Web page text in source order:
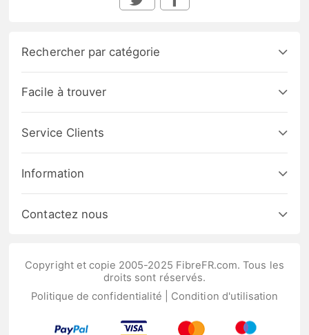
Rechercher par catégorie
Facile à trouver
Service Clients
Information
Contactez nous
Copyright et copie 2005-2025 FibreFR.com. Tous les
droits sont réservés.
Politique de confidentialité
Condition d'utilisation